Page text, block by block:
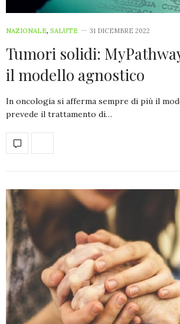
NAZIONALE, SALUTE 31 DICEMBRE 2022
Tumori solidi:
il modello agnostico
In oncologia si afferma sempre di più il
prevede il trattamento di…